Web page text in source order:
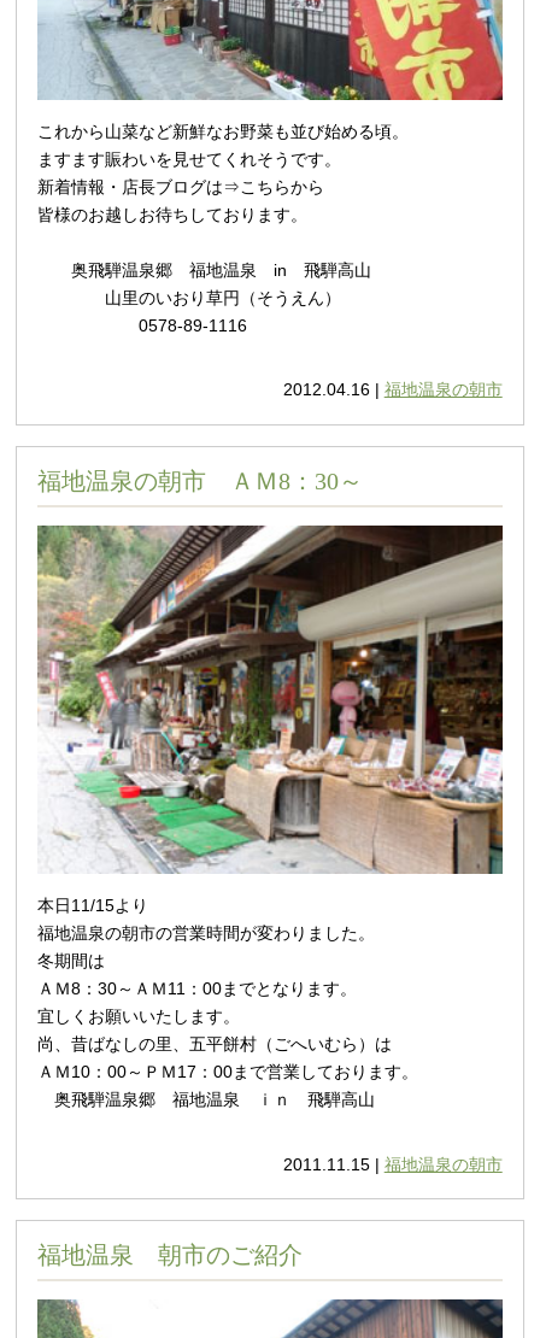
これから山菜など新鮮なお野菜も並び始める頃。
ますます賑わいを見せてくれそうです。
新着情報・店長ブログは⇒こちらから
皆様のお越しお待ちしております。
奥飛騨温泉郷 福地温泉 in 飛騨高山
山里のいおり草円（そうえん）
0578-89-1116
2012.04.16 | 福地温泉の朝市
福地温泉の朝市 ＡＭ8：30～
本日11/15より
福地温泉の朝市の営業時間が変わりました。
冬期間は
ＡＭ8：30～ＡＭ11：00までとなります。
宜しくお願いいたします。
尚、昔ばなしの里、五平餅村（ごへいむら）は
ＡＭ10：00～ＰＭ17：00まで営業しております。
奥飛騨温泉郷 福地温泉 ｉｎ 飛騨高山
2011.11.15 | 福地温泉の朝市
福地温泉 朝市のご紹介